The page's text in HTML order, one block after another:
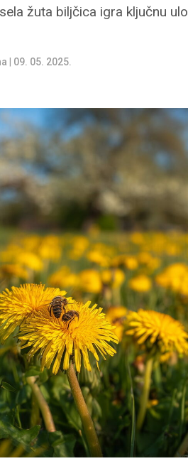
žuta biljčica igra ključnu
09. 05. 2025.